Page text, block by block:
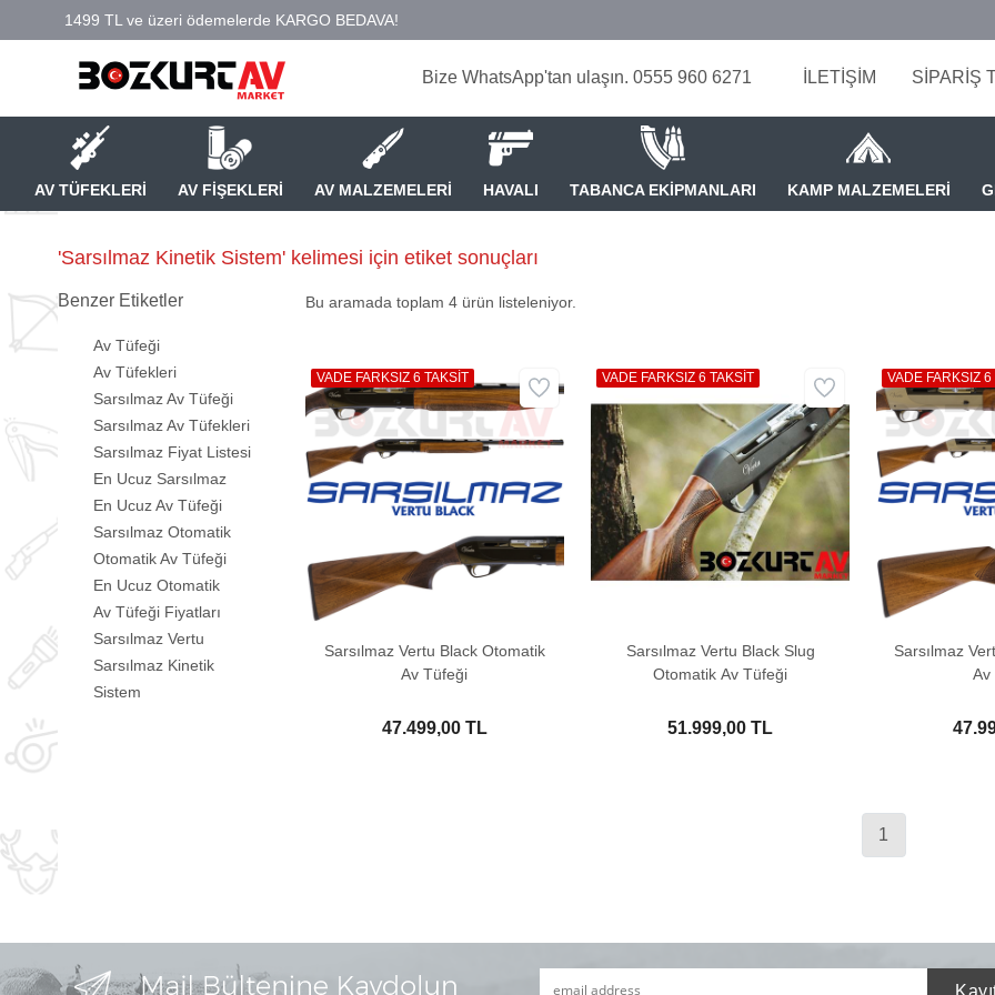
Bize WhatsApp'tan ulaşın. 0555 960 6271 İLETİŞİM SİPARİŞ
AV TÜFEKLERİ AV FİŞEKLERİ AV MALZEMELERİ HAVALI TABANCA EKİPMANLARI KAMP MALZEMELERİ
'Sarsılmaz Kinetik Sistem' kelimesi için etiket sonuçları
Benzer Etiketler
Av Tüfeği
Av Tüfekleri
Sarsılmaz Av Tüfeği
Sarsılmaz Av Tüfekleri
Sarsılmaz Fiyat Listesi
En Ucuz Sarsılmaz
En Ucuz Av Tüfeği
Sarsılmaz Otomatik
Otomatik Av Tüfeği
En Ucuz Otomatik
Av Tüfeği Fiyatları
Sarsılmaz Vertu
Sarsılmaz Kinetik
Sistem
Bu aramada toplam 4ürün listeleniyor.
Sarsılmaz Vertu Black Otomatik
Av Tüfeği
47.499,00 TL
VADE FARKSIZ 6 TAKSİT
Sarsılmaz Vertu Black Slug
Otomatik Av Tüfeği
51.999,00 TL
VADE FARKSIZ 6 TAKSİT
Sarsılmaz
Av
VADE FARKSIZ 6
1